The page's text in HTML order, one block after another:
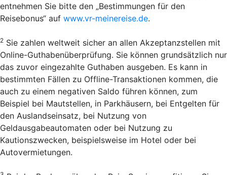
entnehmen Sie bitte den „Bestimmungen für den
Reisebonus“ auf www.vr-meinereise.de.
2 Sie zahlen weltweit sicher an allen Akzeptanzstellen mit
Online-Guthabenüberprüfung. Sie können grundsätzlich nur
das zuvor eingezahlte Guthaben ausgeben. Es kann in
bestimmten Fällen zu Offline-Transaktionen kommen, die
auch zu einem negativen Saldo führen können, zum
Beispiel bei Mautstellen, in Parkhäusern, bei Entgelten für
den Auslandseinsatz, bei Nutzung von
Geldausgabeautomaten oder bei Nutzung zu
Kautionszwecken, beispielsweise im Hotel oder bei
Autovermietungen.